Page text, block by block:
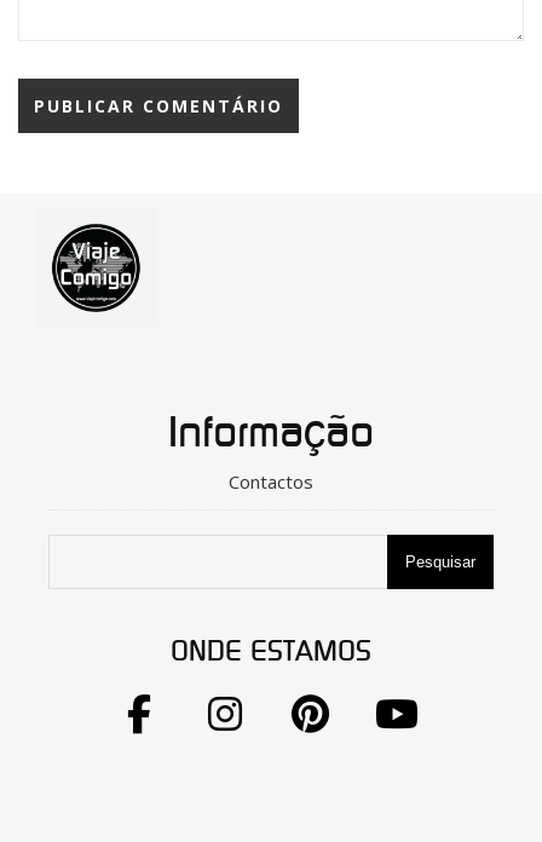
Informação
Contactos
Pesquisar
ONDE ESTAMOS